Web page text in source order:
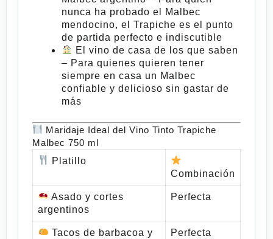
nunca ha probado el Malbec
mendocino, el Trapiche es el punto
de partida perfecto e indiscutible
El vino de casa de los que saben
– Para quienes quieren tener
siempre en casa un Malbec
confiable y delicioso sin gastar de
más
Maridaje Ideal del Vino Tinto Trapiche
Malbec 750 ml
Platillo
Combinación
Asado y cortes
argentinos
Perfecta
Tacos de barbacoa y
Perfecta